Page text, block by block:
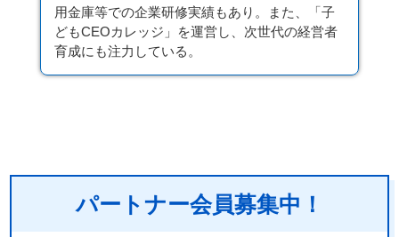
用金庫等での企業研修実績もあり。また、「子
どもCEOカレッジ」を運営し、次世代の経営者
育成にも注力している。
パートナー会員募集中！